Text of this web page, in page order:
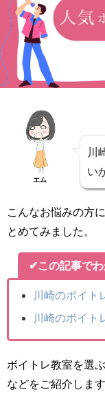
エム
川
い
こんなお悩みの方に
とめてみました。
✔この記事でわ
川崎のボイ
川崎のボイト
ボイトレ教室を選
などをご紹介します